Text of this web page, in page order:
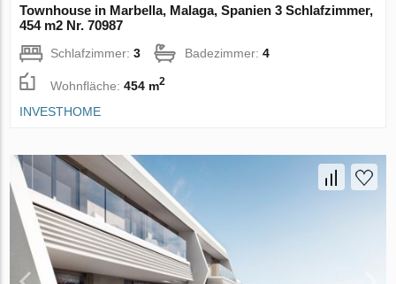
Townhouse in Marbella, Malaga, Spanien 3 Schlafzimmer,
454 m2 Nr. 70987
Schlafzimmer:3 Badezimmer:4
Wohnfläche:454 m2
INVESTHOME